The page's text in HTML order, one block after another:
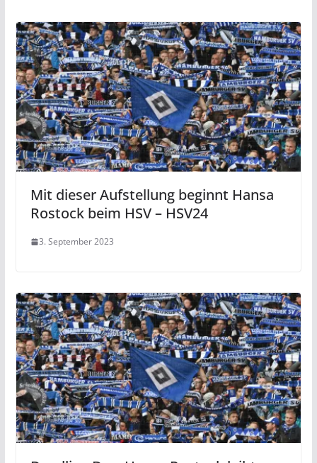
Mit dieser Aufstellung beginnt Hansa
Rostock beim HSV – HSV24
3. September 2023